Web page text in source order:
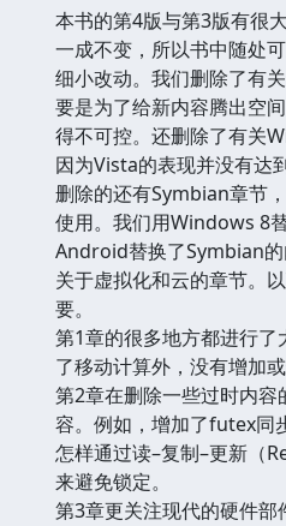
本书的第4版与第3版有很
一成不变，所以书中随处
细小改动。我们删除了有
要是为了给新内容腾出空
得不可控。还删除了有关
因为Vista的表现并没有达
删除的还有Symbian章节
使用。我们用Windows 8
Android替换了Symbian
关于虚拟化和云的章节。
要。
第1章的很多地方都进行
了移动计算外，没有增加或
第2章在删除一些过时内
容。例如，增加了futex同
怎样通过读–复制–更新（
来避免锁定。
第3章更关注现代的硬件部